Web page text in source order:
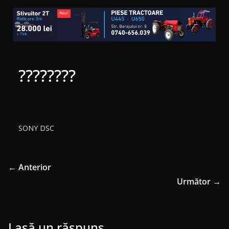
????????
SONY DSC
← Anterior
Următor →